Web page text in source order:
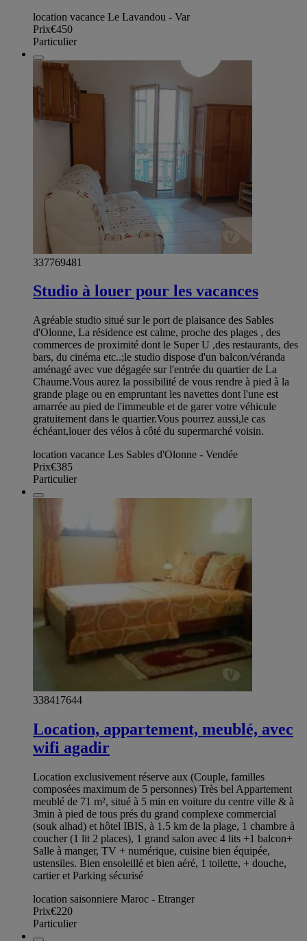
location vacance Le Lavandou - Var
Prix€450
Particulier
337769481
Studio à louer pour les vacances
Agréable studio situé sur le port de plaisance des Sables
d'Olonne, La résidence est calme, proche des plages , des
commerces de proximité dont le Super U ,des restaurants, des
bars, du cinéma etc..;le studio dispose d'un balcon/véranda
aménagé avec vue dégagée sur l'entrée du quartier de La
Chaume.Vous aurez la possibilité de vous rendre à pied à la
grande plage ou en empruntant les navettes dont l'une est
amarrée au pied de l'immeuble et de garer votre véhicule
gratuitement dans le quartier.Vous pourrez aussi,le cas
échéant,louer des vélos à côté du supermarché voisin.
location vacance Les Sables d'Olonne - Vendée
Prix€385
Particulier
338417644
Location, appartement, meublé, avec
wifi agadir
Location exclusivement réserve aux (Couple, familles
composées maximum de 5 personnes) Très bel Appartement
meublé de 71 m², situé à 5 min en voiture du centre ville & à
3min à pied de tous prés du grand complexe commercial
(souk alhad) et hôtel IBIS, à 1.5 km de la plage, 1 chambre à
coucher (1 lit 2 places), 1 grand salon avec 4 lits +1 balcon+
Salle à manger, TV + numérique, cuisine bien équipée,
ustensiles. Bien ensoleillé et bien aéré, 1 toilette, + douche,
cartier et Parking sécurisé
location saisonniere Maroc - Etranger
Prix€220
Particulier